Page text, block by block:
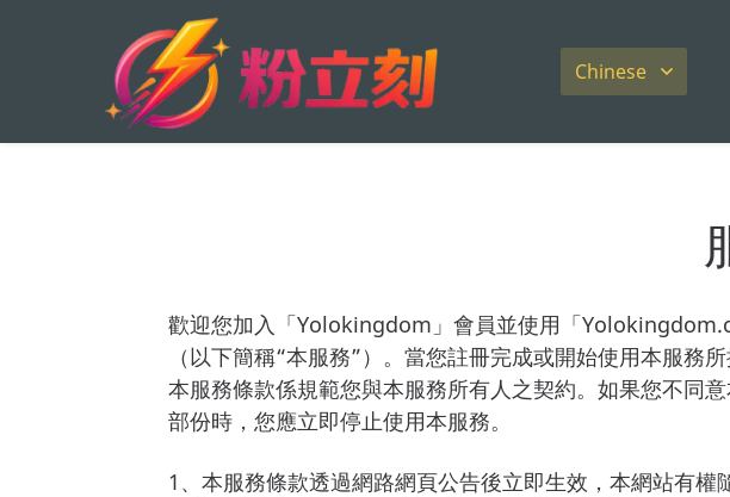
Chinese
歡迎您加入「Yolokingdom」會員並使用「
（以下簡稱“本服務”）。當您註冊完成或開始使用本服
本服務條款係規範您與本服務所有人之契約。如果您不同
部份時，您應立即停止使用本服務。
1、本服務條款透過網路網頁公告後立即生效，本網站有